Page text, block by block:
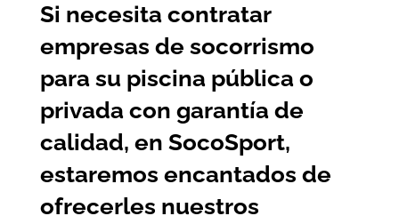
Si necesita contratar
empresas de socorrismo
para su piscina pública o
privada con garantía de
calidad, en SocoSport,
estaremos encantados de
ofrecerles nuestros